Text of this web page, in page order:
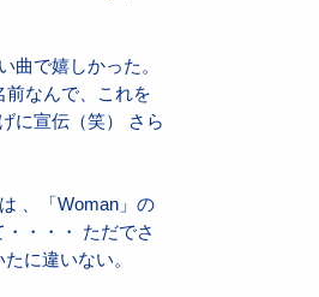
曲で嬉しかった。
前なんで、これを
に宣伝（笑） さら
、「Woman」の
・・・ ただでさ
に違いない。